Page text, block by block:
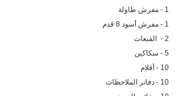
1 - مفرش طاولة
1 - مفرش أسود 8 قدم
2 - القبعات
5 - سكاكين
10 - أقلام
10 - دفاتر الملاحظات